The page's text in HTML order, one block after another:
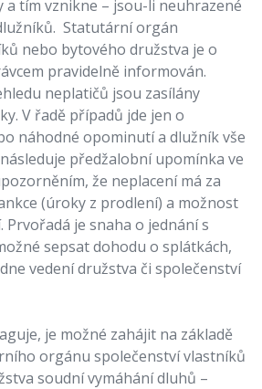
a tím vznikne – jsou-li neuhrazené
Statutární orgán
nebo bytového družstva je o
pravidelně informován.
neplatičů jsou zasílány
V řadě případů jde jen o
náhodné opominutí a dlužník vše
předžalobní upomínka ve
že neplacení má za
(úroky z prodlení) a možnost
je snaha o jednání s
sepsat dohodu o splátkách,
vedení družstva či společenství
je možné zahájit na základě
orgánu společenství vlastníků
soudní vymáhání dluhů –